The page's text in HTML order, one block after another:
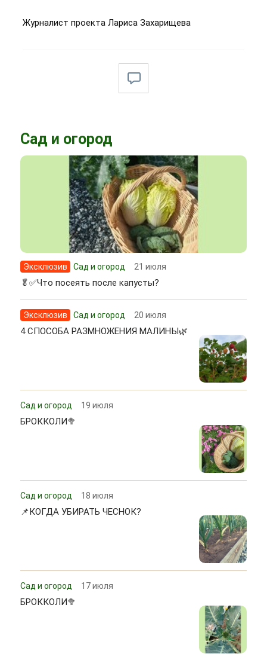
Журналист проекта Лариса Захарищева
Сад и огород
Эксклюзив Сад и огород 21 июля
🥬✅Что посеять после капусты?
Эксклюзив Сад и огород 20 июля
4 СПОСОБА РАЗМНОЖЕНИЯ МАЛИНЫ🌿
Сад и огород 19 июля
БРОККОЛИ🥦
Сад и огород 18 июля
📌КОГДА УБИРАТЬ ЧЕСНОК?
Сад и огород 17 июля
БРОККОЛИ🥦